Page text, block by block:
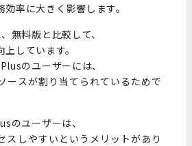
率に大きく影響します。
無料版と比較して、
しています。
のユーザーには、
ースが割り当てられているためで
のユーザーは、
スしやすいというメリットがあり